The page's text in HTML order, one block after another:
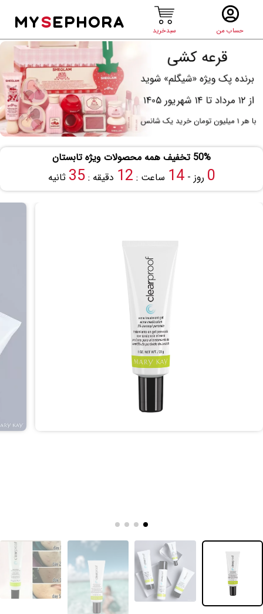
حساب من سبدخرید
MYSEPHORA
50% تخفیف همه محصولات ویژه تابستان
0 روز -14 ساعت : 12 دقیقه :34 ثانیه